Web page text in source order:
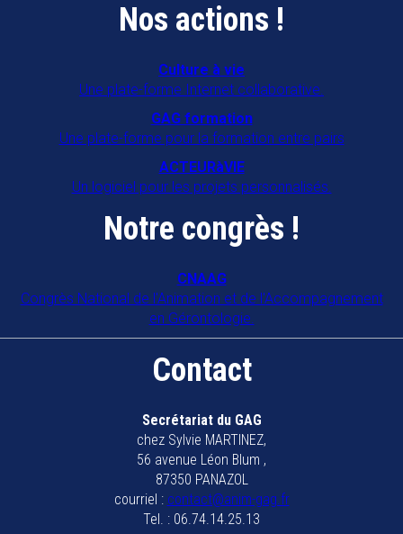
Nos actions !
Culture à vie
Une plate-forme Internet collaborative.
GAG formation
Une plate-forme pour la formation entre pairs
ACTEURàVIE
Un logiciel pour les projets personnalisés.
Notre congrès !
CNAAG
Congrès National de l'Animation et de l'Accompagnement
en Gérontologie.
Contact
Secrétariat du GAG
chez Sylvie MARTINEZ,
56 avenue Léon Blum ,
87350 PANAZOL
courriel : contact@anim-gag.fr
Tel. : 06.74.14.25.13